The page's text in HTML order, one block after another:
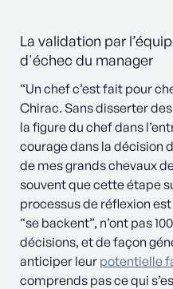
La validation par
d'échec du manager
“Un chef c’est fait pour
Chirac. Sans disserter
la figure du chef dans
courage dans la décision
de mes grands chevaux
souvent que cette étape
processus de réflexion
“se backent”, n’ont pas
décisions, et de façon
anticiper leur potentielle
comprends pas ce qui